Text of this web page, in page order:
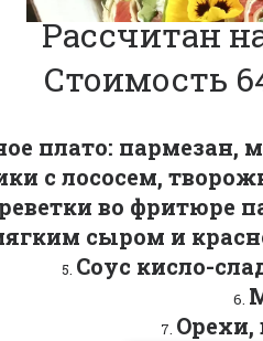
Рассчитан
Стоимость
плато: пармезан,
с лососем,
во фритюре
сыром и
Соус кисло-
Орехи,